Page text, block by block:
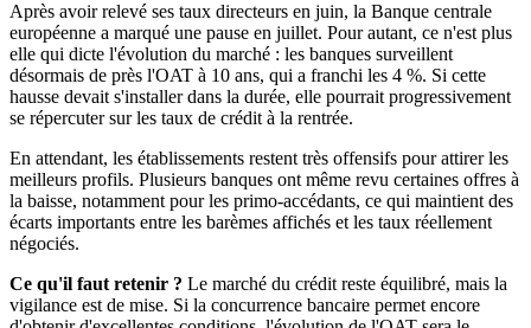
Après avoir relevé ses taux directeurs en juin, la Banque centrale
européenne a marqué une pause en juillet. Pour autant, ce n'est plus
elle qui dicte l'évolution du marché : les banques surveillent
désormais de près l'OAT à 10 ans, qui a franchi les 4 %. Si cette
hausse devait s'installer dans la durée, elle pourrait progressivement
se répercuter sur les taux de crédit à la rentrée.
En attendant, les établissements restent très offensifs pour attirer les
meilleurs profils. Plusieurs banques ont même revu certaines offres à
la baisse, notamment pour les primo-accédants, ce qui maintient des
écarts importants entre les barèmes affichés et les taux réellement
négociés.
Ce qu'il faut retenir ? Le marché du crédit reste équilibré, mais la
vigilance est de mise. Si la concurrence bancaire permet encore